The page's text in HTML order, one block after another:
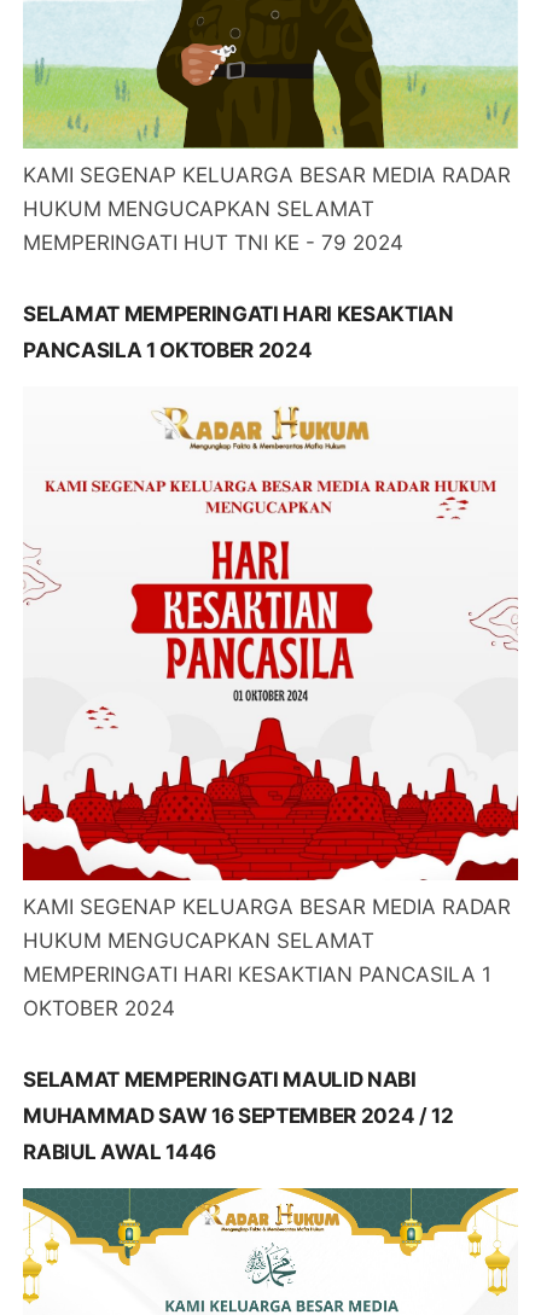
KAMI SEGENAP KELUARGA BESAR MEDIA RADAR
HUKUM MENGUCAPKAN SELAMAT
MEMPERINGATI HUT TNI KE - 79 2024
SELAMAT MEMPERINGATI HARI KESAKTIAN
PANCASILA 1 OKTOBER 2024
KAMI SEGENAP KELUARGA BESAR MEDIA RADAR
HUKUM MENGUCAPKAN SELAMAT
MEMPERINGATI HARI KESAKTIAN PANCASILA 1
OKTOBER 2024
SELAMAT MEMPERINGATI MAULID NABI
MUHAMMAD SAW 16 SEPTEMBER 2024 / 12
RABIUL AWAL 1446